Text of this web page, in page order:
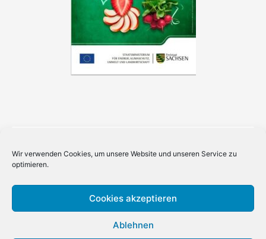
Wir verwenden Cookies, um unsere Website und unseren Service zu
optimieren.
Cookies akzeptieren
Ablehnen